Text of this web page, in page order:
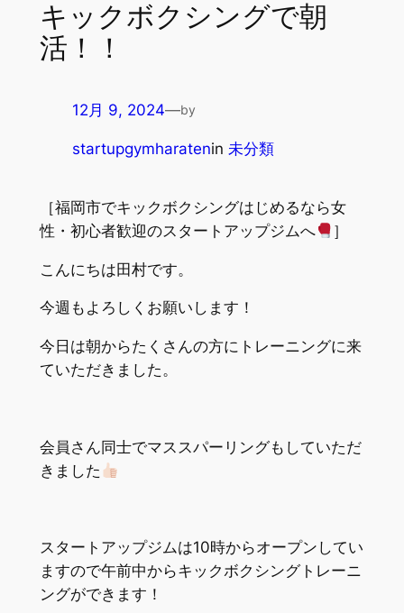
キックボクシングで朝
活！！
12月 9, 2024—by
startupgymharatenin 未分類
［福岡市でキックボクシングはじめるなら女
性・初心者歓迎のスタートアップジムへ
］
こんにちは田村です。
今週もよろしくお願いします！
今日は朝からたくさんの方にトレーニングに来
ていただきました。
会員さん同士でマススパーリングもしていただ
きました
スタートアップジムは10時からオープンしてい
ますので午前中からキックボクシングトレーニ
ングができます！